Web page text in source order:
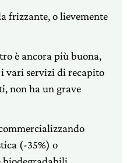
frizzante, o lievemente
è ancora più buona,
i vari servizi di recapito
non ha un grave
(-35%) o